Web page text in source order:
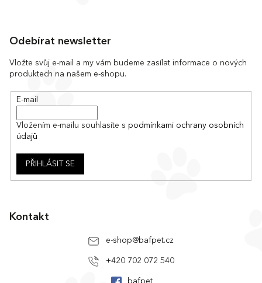
Odebírat newsletter
Vložte svůj e-mail a my vám budeme zasílat informace o nových
produktech na našem e-shopu.
E-mail
Vložením e-mailu souhlasíte s podmínkami ochrany osobních
údajů
PŘIHLÁSIT SE
Kontakt
e-shop@bafpet.cz
+420 702 072 540